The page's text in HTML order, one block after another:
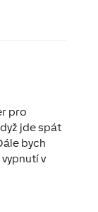
pro
jde spát
bych
v